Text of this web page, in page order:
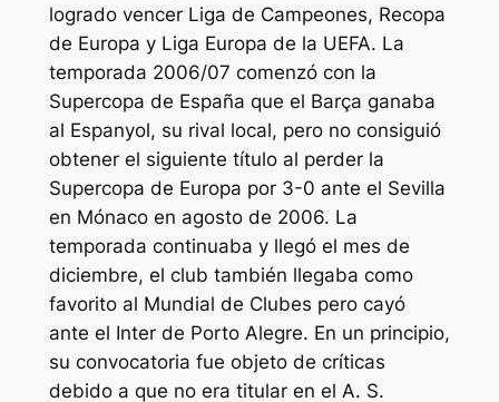
logrado vencer Liga de Campeones, Recopa
de Europa y Liga Europa de la UEFA. La
temporada 2006/07 comenzó con la
Supercopa de España que el Barça ganaba
al Espanyol, su rival local, pero no consiguió
obtener el siguiente título al perder la
Supercopa de Europa por 3-0 ante el Sevilla
en Mónaco en agosto de 2006. La
temporada continuaba y llegó el mes de
diciembre, el club también llegaba como
favorito al Mundial de Clubes pero cayó
ante el Inter de Porto Alegre. En un principio,
su convocatoria fue objeto de críticas
debido a que no era titular en el A. S.